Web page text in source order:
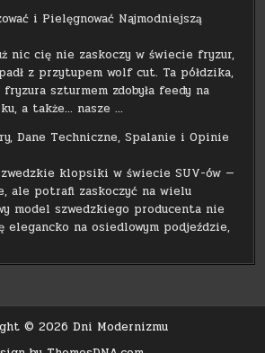
i Pielęgnować Najmodniejszą
nic cię nie zaskoczy w świecie fryzur,
z przytupem wolf cut. Ta półdzika,
fryzura szturmem zdobyła feedy na
a także… nasze …
Dane Techniczne, Spalanie i Opinie
klopsiki w świecie SUV-ów —
ale potrafi zaskoczyć na wielu
model szwedzkiego producenta nie
na osiedlowym podjeździe,
© 2026 Dni Modernizmu